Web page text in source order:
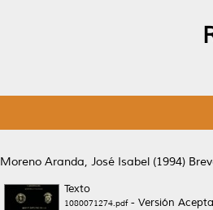
Moreno Aranda, José Isabel (1994)
Texto
1080071274.pdf- Versión